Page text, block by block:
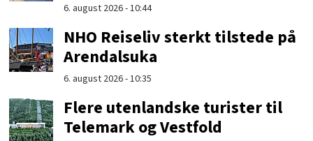
6. august 2026 - 10:44
NHO Reiseliv sterkt tilstede på
Arendalsuka
6. august 2026 - 10:35
Flere utenlandske turister til
Telemark og Vestfold